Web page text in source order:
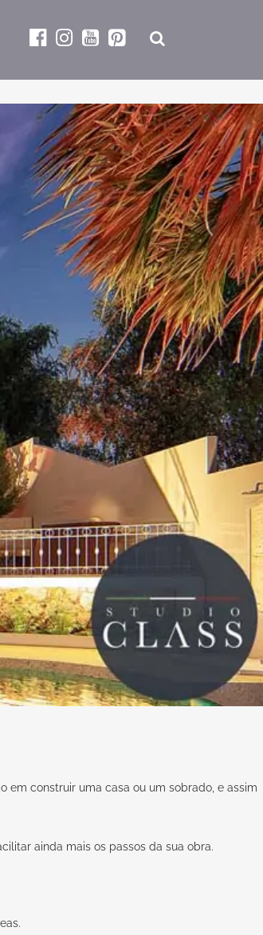
em construir uma casa ou um sobrado, e assim
ainda mais os passos da sua obra.